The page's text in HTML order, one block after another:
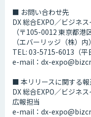
■ お問い合わせ先
DX 総合EXPO／ビジネ
（​〒105-0012 東京都
（エバーリッジ（株）内）
TEL: 03-5715-6013（平
e-mail：dx-
■ 本リリースに関する
DX 総合EXPO／ビジネ
広報担当
e-mail：dx-